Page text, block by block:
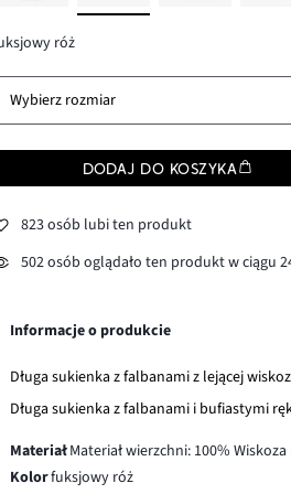
róż
Wybierz rozmiar
DODAJ DO KOSZYKA
823 osób lubi ten produkt
502 osób oglądało ten produkt w ciągu
Informacje o produkcie
Długa sukienka z falbanami z lejącej
Długa sukienka z falbanami i bufiastymi
MateriałMateriał wierzchni: 100%
Kolorfuksjowy róż